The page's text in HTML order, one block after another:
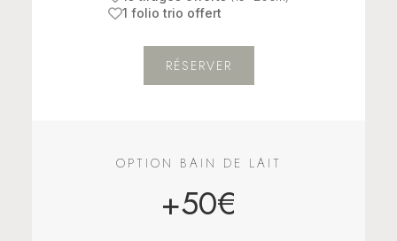
1 folio trio offert
RÉSERVER
OPTION BAIN DE LAIT
+50€